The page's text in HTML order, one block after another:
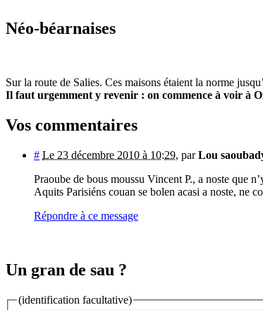
Néo-béarnaises
Sur la route de Salies. Ces maisons étaient la norme
Il faut urgemment y revenir : on commence à voir à
Vos commentaires
# Le 23 décembre 2010 à 10:29, parLou
Praoube de bous moussu Vincent P., a noste que
Aquits Parisiéns couan se bolen acasi a noste, ne
Répondre à ce message
Un gran de sau ?
(identification facultative)